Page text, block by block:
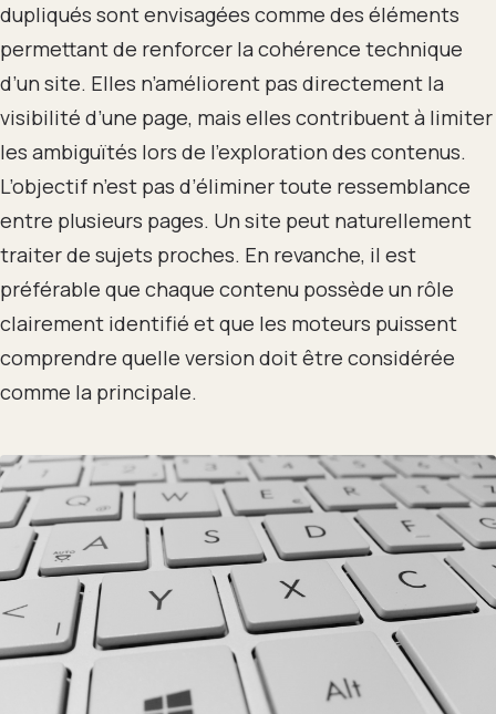
dupliqués sont envisagées comme des éléments
permettant de renforcer la cohérence technique
d’un site. Elles n’améliorent pas directement la
visibilité d’une page, mais elles contribuent à limiter
les ambiguïtés lors de l’exploration des contenus.
L’objectif n’est pas d’éliminer toute ressemblance
entre plusieurs pages. Un site peut naturellement
traiter de sujets proches. En revanche, il est
préférable que chaque contenu possède un rôle
clairement identifié et que les moteurs puissent
comprendre quelle version doit être considérée
comme la principale.